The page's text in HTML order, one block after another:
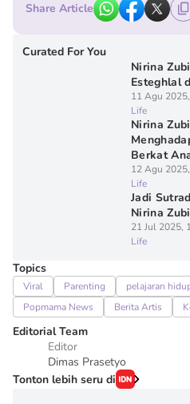
Share Article
Curated For You
Nirina
Esteghlal
11 Agu
Life
Nirina
Berkat
12 Agu
Life
Jadi
Nirina
21 Jul 2025,
Life
Topics
Viral Parenting pelajaran
Popmama News
Berita Artis
Editorial Team
Editor
Dimas Prasetyo
Tonton lebih seru di